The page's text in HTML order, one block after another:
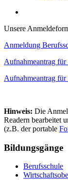
Unsere
Anmeldung
Aufnahmeantrag
Aufnahmeantrag
Hinweis: Die
Readern bearbeitet
(z.B. der portable
Bildungsgänge
Berufsschule